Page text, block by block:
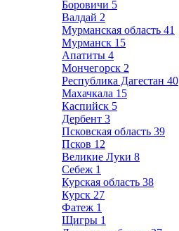
Боровичи 5
Валдай 2
Мурманская область 41
Мурманск 15
Апатиты 4
Мончегорск 2
Республика Дагестан 40
Махачкала 15
Каспийск 5
Дербент 3
Псковская область 39
Псков 12
Великие Луки 8
Себеж 1
Курская область 38
Курск 27
Фатеж 1
Щигры 1